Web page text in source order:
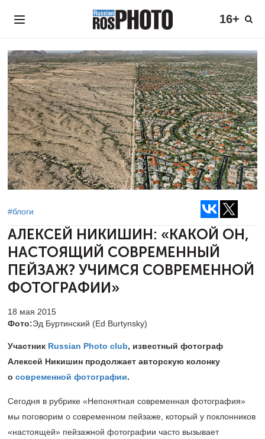
16+
#блоги
АЛЕКСЕЙ НИКИШИН: «КАКОЙ ОН,
НАСТОЯЩИЙ СОВРЕМЕННЫЙ
ПЕЙЗАЖ? УЧИМСЯ СОВРЕМЕННОЙ
ФОТОГРАФИИ»
18 мая 2015
Фото:Эд Буртинский (Ed Burtynsky)
Участник Russian Photo club, известный фотограф
Алексей Никишин продолжает авторскую колонку
о современной фотографии.
Сегодня в рубрике «Непонятная современная фотография»
мы поговорим о современном пейзаже, который у поклонников
«настоящей» пейзажной фотографии часто вызывает